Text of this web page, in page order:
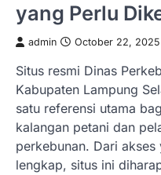
yang Perlu
admin October 22, 2025
Situs resmi Dinas
Kabupaten Lampung
satu referensi utama
kalangan petani dan
perkebunan. Dari
lengkap, situs ini